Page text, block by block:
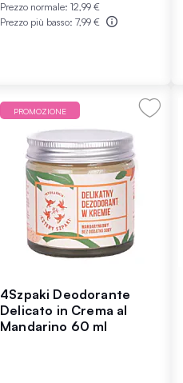
Prezzo normale: 12,99 €
Prezzo più basso: 7,99 €
PROMOZIONE
4Szpaki Deodorante
Delicato in Crema al
Mandarino 60 ml